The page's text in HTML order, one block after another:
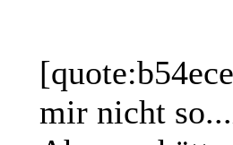
mir nicht